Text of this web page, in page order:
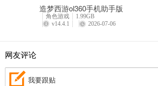
2、可选择角色：霹雳火、白无忧、赤红莲、苏菲亚
3、职业定位：输出职业，擅长攻击并附加减益状态
造梦西游ol360手机助手版
角色游戏
1.99GB
v14.4.1
2026-07-06
网友评论
我要跟贴